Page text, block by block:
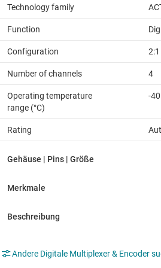
Technology family
Function
Configuration 2:1
Number of channels 4
Operating temperature
range (°C)
-
Rating
Andere Digitale Multiplexer & Encoder